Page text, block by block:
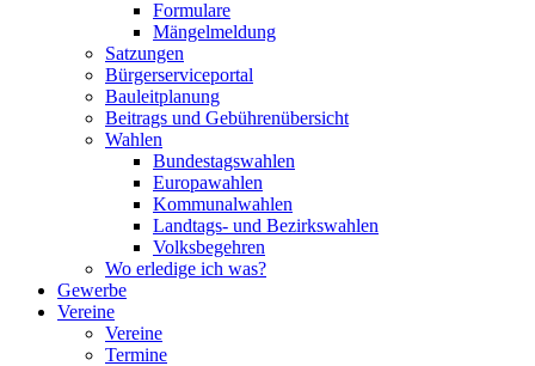
Formulare
Mängelmeldung
Satzungen
Bürgerserviceportal
Bauleitplanung
Beitrags und Gebührenübersicht
Wahlen
Bundestagswahlen
Europawahlen
Kommunalwahlen
Landtags- und Bezirkswahlen
Volksbegehren
Wo erledige ich was?
Gewerbe
Vereine
Vereine
Termine